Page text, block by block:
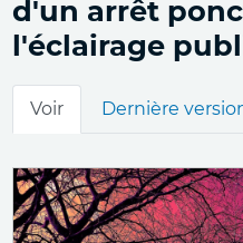
d'un arrêt
l'éclairage
Onglets
Voir Dernière